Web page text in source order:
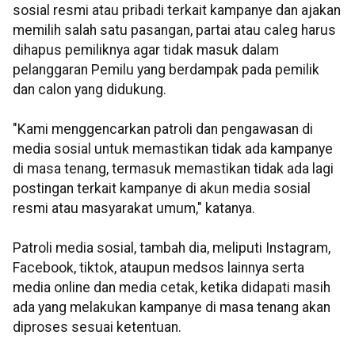
sosial resmi atau pribadi terkait kampanye dan ajakan
memilih salah satu pasangan, partai atau caleg harus
dihapus pemiliknya agar tidak masuk dalam
pelanggaran Pemilu yang berdampak pada pemilik
dan calon yang didukung.
"Kami menggencarkan patroli dan pengawasan di
media sosial untuk memastikan tidak ada kampanye
di masa tenang, termasuk memastikan tidak ada lagi
postingan terkait kampanye di akun media sosial
resmi atau masyarakat umum," katanya.
Patroli media sosial, tambah dia, meliputi Instagram,
Facebook, tiktok, ataupun medsos lainnya serta
media online dan media cetak, ketika didapati masih
ada yang melakukan kampanye di masa tenang akan
diproses sesuai ketentuan.